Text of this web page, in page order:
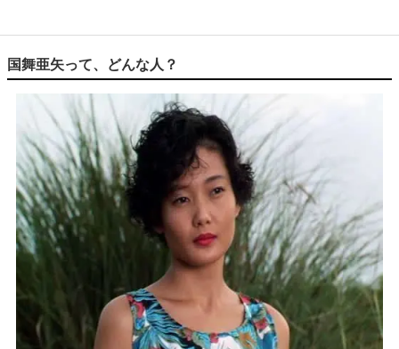
国舞亜矢って、どんな人？